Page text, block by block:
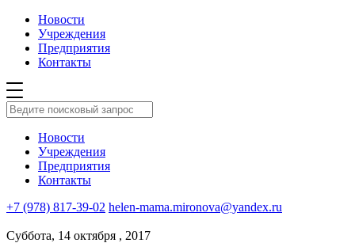
Новости
Учреждения
Предприятия
Контакты
Новости
Учреждения
Предприятия
Контакты
+7 (978) 817-39-02 helen-mama.mironova@yandex.ru
Суббота, 14 октября , 2017